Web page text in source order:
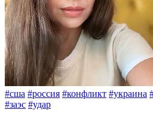
#сша #россия #конфликт #украина
#заэс #удар